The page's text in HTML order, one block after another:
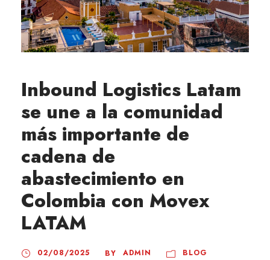
Inbound Logistics Latam
se une a la comunidad
más importante de
cadena de
abastecimiento en
Colombia con Movex
LATAM
02/08/2025 BY ADMIN
BLOG